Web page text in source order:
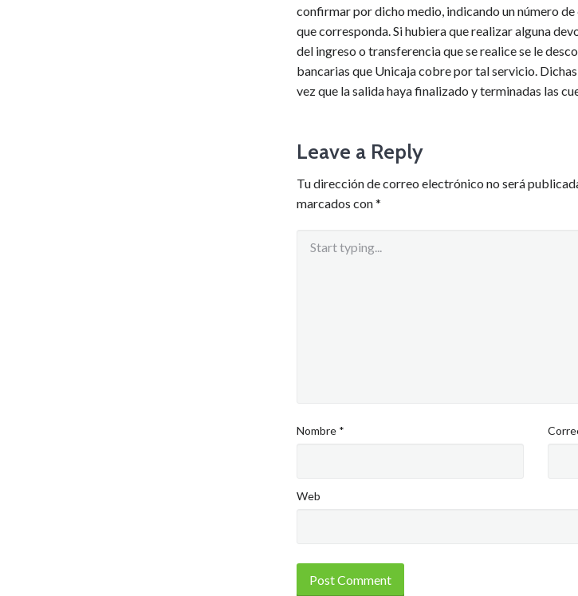
confirmar por dicho medio, indicando un número
que corresponda. Si hubiera que realizar alguna
del ingreso o transferencia que se realice se le
bancarias que Unicaja cobre por tal servicio.
vez que la salida haya finalizado y terminadas las
Leave a Reply
Tu dirección de correo electrónico no será
marcados con*
Nombre *
Web